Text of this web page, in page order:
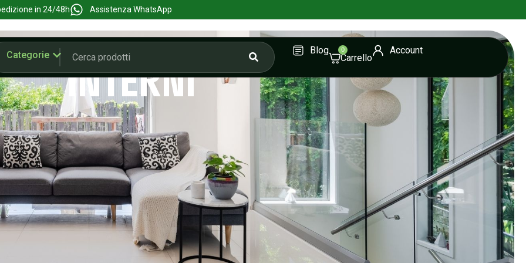
in 24/48h Assistenza WhatsApp
Categorie Blog 0 Account
Home»Interni»Deceranti
INTERNI